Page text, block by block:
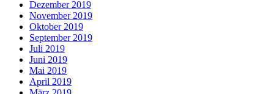
Dezember 2019
November 2019
Oktober 2019
September 2019
Juli 2019
Juni 2019
Mai 2019
April 2019